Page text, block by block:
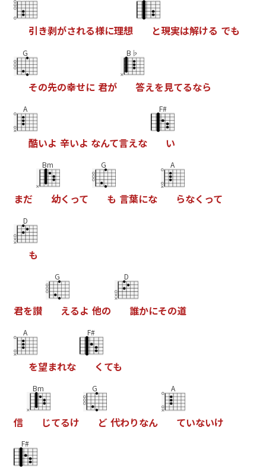
引き剥かされる様に理想 と現実は解ける ても
G
その先の幸せに 君か
B♭
答えを見てるなら
A
酷いよ 辛いよ なんて言えな
F#
い
また
Bm
幼く って
G
も 言葉にな
A
らなく って
D
も
君を讃
G
えるよ 他の
D
誰かにその道
A
を望まれな
F#
く ても
信
Bm
してるけ
G
と 代わりなん
A
ていないけ
F#